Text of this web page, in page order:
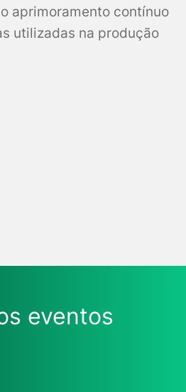
aprimoramento contínuo
utilizadas na produção
eventos